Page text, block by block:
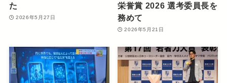
た
2026年5月27日
栄誉賞 2026 選考委員長を
務めて
2026年5月21日